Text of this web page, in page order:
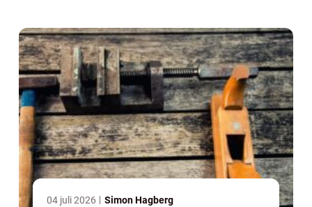
04 juli 2026 Simon Hagberg